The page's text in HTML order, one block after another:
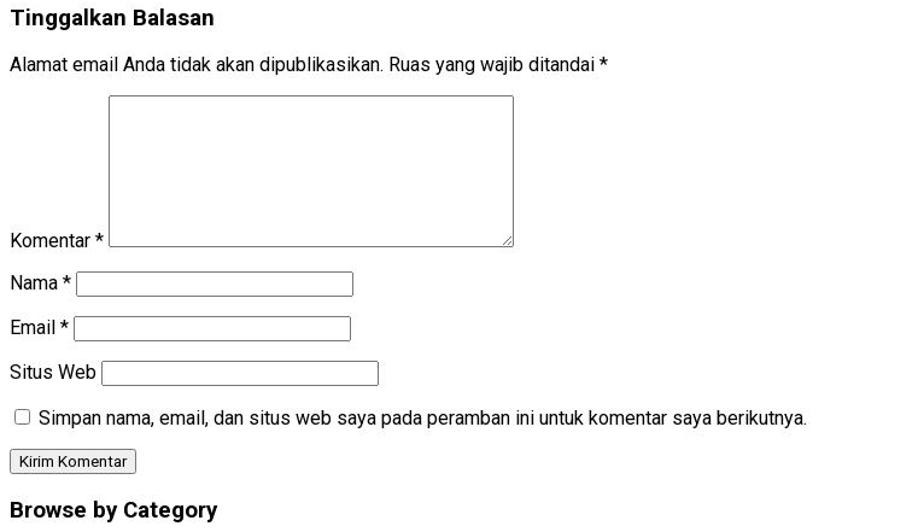
Tinggalkan Balasan
Alamat email Anda tidak akan dipublikasikan. Ruas yang wajib ditandai *
Komentar *
Nama *
Email *
Situs Web
Simpan nama, email, dan situs web saya pada peramban ini untuk komentar saya berikutnya.
Browse by Category